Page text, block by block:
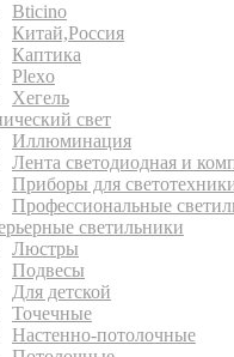
Bticino
Китай,Россия
Каптика
Plexo
Хегель
свет
Иллюминация
Лента светодиодная и
Приборы для
Профессиональные
светильники
Люстры
Подвесы
Для детской
Точечные
Настенно-потолочные